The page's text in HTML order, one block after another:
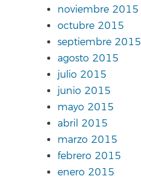
noviembre 2015
octubre 2015
septiembre 2015
agosto 2015
julio 2015
junio 2015
mayo 2015
abril 2015
marzo 2015
febrero 2015
enero 2015